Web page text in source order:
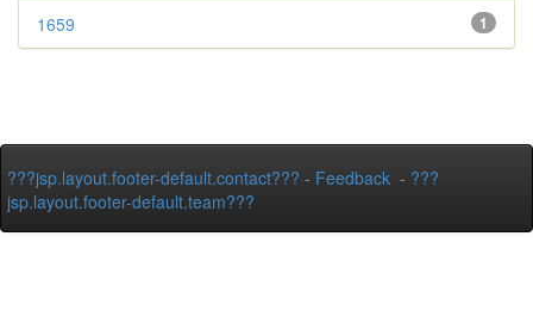
1
1659
???jsp.layout.footer-default.contact??? - Feedback - ???
jsp.layout.footer-default.team???